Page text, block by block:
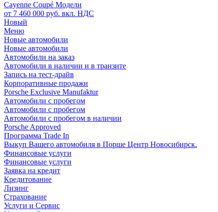
Cayenne Coupé Модели
от 7 460 000 руб. вкл. НДС
Новый
Меню
Новые автомобили
Новые автомобили
Автомобили на заказ
Автомобили в наличии и в транзите
Запись на тест-драйв
Корпоративные продажи
Porsche Exclusive Manufaktur
Автомобили с пробегом
Автомобили с пробегом
Автомобили с пробегом в наличии
Porsche Approved
Программа Trade In
Выкуп Вашего автомобиля в Порше Центр Новосибирск.
Финансовые услуги
Финансовые услуги
Заявка на кредит
Кредитование
Лизинг
Страхование
Услуги и Сервис